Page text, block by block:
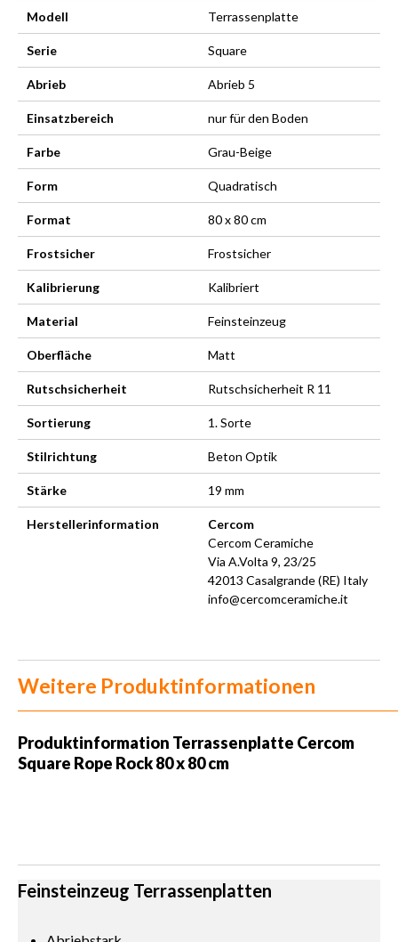
Modell Terrassenplatte
Serie Square
Abrieb Abrieb 5
Einsatzbereich nur für den Boden
Farbe Grau-Beige
Form Quadratisch
Format 80 x 80 cm
Frostsicher Frostsicher
Kalibrierung Kalibriert
Material Feinsteinzeug
Oberfläche Matt
Rutschsicherheit Rutschsicherheit R 11
Sortierung 1. Sorte
Stilrichtung Beton Optik
Stärke 19 mm
Herstellerinformation
Cercom
Cercom Ceramiche
Via A.Volta 9, 23/25
42013 Casalgrande (RE) Italy
info@cercomceramiche.it
Weitere Produktinformationen
Produktinformation Terrassenplatte Cercom
Square Rope Rock 80 x 80 cm
Feinsteinzeug Terrassenplatten